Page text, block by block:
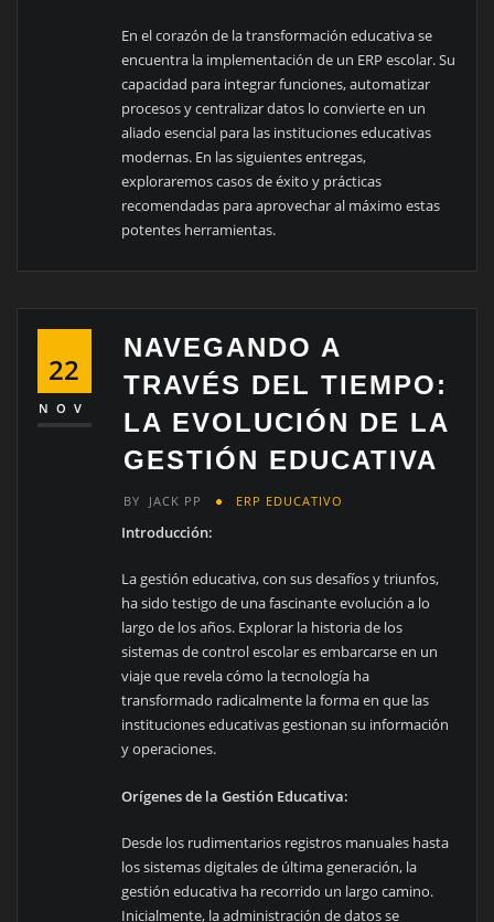
En el corazón de la transformación educativa se
encuentra la implementación de un ERP escolar. Su
capacidad para integrar funciones, automatizar
procesos y centralizar datos lo convierte en un
aliado esencial para las instituciones educativas
modernas. En las siguientes entregas,
exploraremos casos de éxito y prácticas
recomendadas para aprovechar al máximo estas
potentes herramientas.
22
NOV
NAVEGANDO A
TRAVÉS DEL TIEMPO:
LA EVOLUCIÓN DE LA
GESTIÓN EDUCATIVA
BY JACK PP ERP EDUCATIVO
Introducción:
La gestión educativa, con sus desafíos y triunfos,
ha sido testigo de una fascinante evolución a lo
largo de los años. Explorar la historia de los
sistemas de control escolar es embarcarse en un
viaje que revela cómo la tecnología ha
transformado radicalmente la forma en que las
instituciones educativas gestionan su información
y operaciones.
Orígenes de la Gestión Educativa:
Desde los rudimentarios registros manuales hasta
los sistemas digitales de última generación, la
gestión educativa ha recorrido un largo camino.
Inicialmente, la administración de datos se